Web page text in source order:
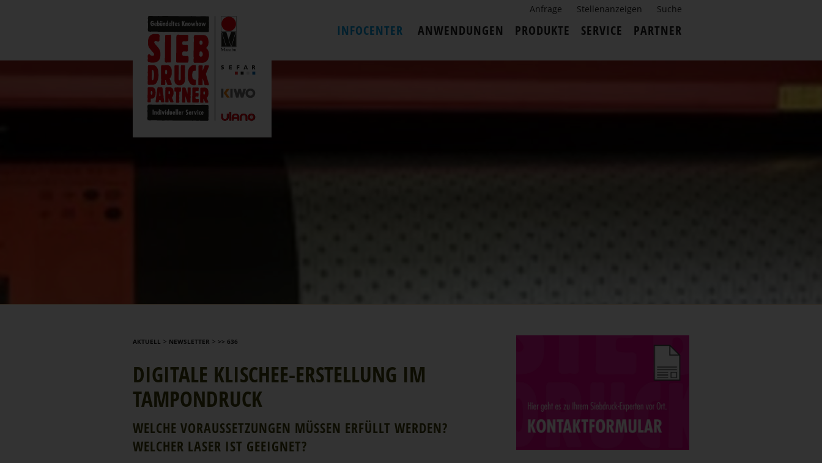
Anfrage Stellenanzeigen Suche
INFOCENTER ANWENDUNGEN PRODUKTE SERVICE PARTNER
AKTUELL > NEWSLETTER > >> 636
DIGITALE KLISCHEE-ERSTELLUNG IM
TAMPONDRUCK
WELCHE VORAUS­SET­ZUNGEN MÜSSEN ERFÜLLT WERDEN?
WELCHER LASER IST GEEIGNET?